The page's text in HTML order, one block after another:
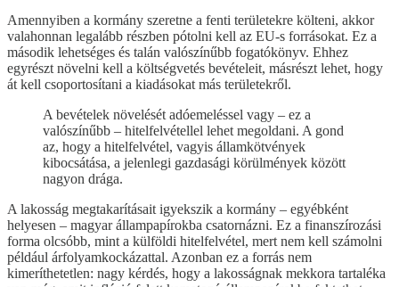
Amennyiben a kormány szeretne a fenti területekre költeni, akkor
valahonnan legalább részben pótolni kell az EU-s forrásokat. Ez a
második lehetséges és talán valószínűbb fogatókönyv. Ehhez
egyrészt növelni kell a költségvetés bevételeit, másrészt lehet, hogy
át kell csoportosítani a kiadásokat más területekről.
A bevételek növelését adóemeléssel vagy – ez a
valószínűbb – hitelfelvétellel lehet megoldani. A gond
az, hogy a hitelfelvétel, vagyis államkötvények
kibocsátása, a jelenlegi gazdasági körülmények között
nagyon drága.
A lakosság megtakarításait igyekszik a kormány – egyébként
helyesen – magyar állampapírokba csatornázni. Ez a finanszírozási
forma olcsóbb, mint a külföldi hitelfelvétel, mert nem kell számolni
például árfolyamkockázattal. Azonban ez a forrás nem
kimeríthetetlen: nagy kérdés, hogy a lakosságnak mekkora tartaléka